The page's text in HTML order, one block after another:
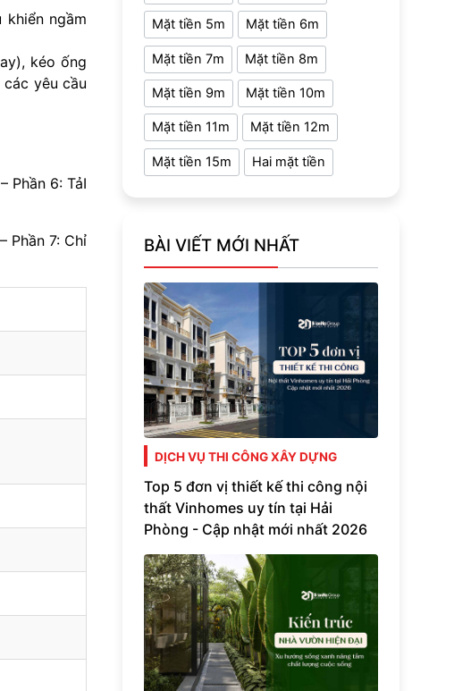
ngầm
kéo ống
yêu cầu
6: TảI
7: Chỉ
Mặt tiền 5m Mặt tiền 6m
Mặt tiền 7m Mặt tiền 8m
Mặt tiền 9m Mặt tiền 10m
Mặt tiền 11m Mặt tiền 12m
Mặt tiền 15m Hai mặt tiền
BÀI VIẾT MỚI NHẤT
DỊCH VỤ THI CÔNG XÂY DỰNG
Top 5 đơn vị thiết kế thi công nội
thất Vinhomes uy tín tại Hải
Phòng - Cập nhật mới nhất 2026